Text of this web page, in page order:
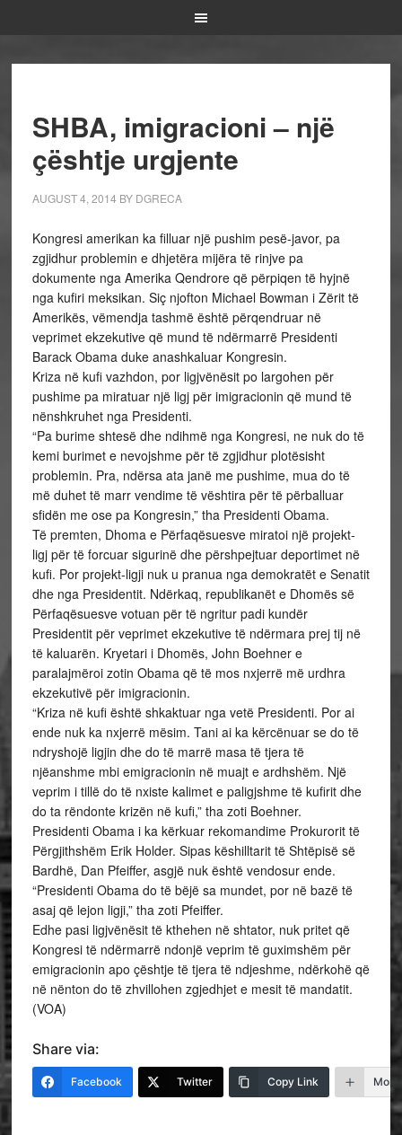
SHBA, imigracioni – një
çështje urgjente
AUGUST 4, 2014 BY DGRECA
Kongresi amerikan ka filluar një pushim pesë-javor, pa
zgjidhur problemin e dhjetëra mijëra të rinjve pa
dokumente nga Amerika Qendrore që përpiqen të hyjnë
nga kufiri meksikan. Siç njofton Michael Bowman i Zërit të
Amerikës, vëmendja tashmë është përqendruar në
veprimet ekzekutive që mund të ndërmarrë Presidenti
Barack Obama duke anashkaluar Kongresin.
Kriza në kufi vazhdon, por ligjvënësit po largohen për
pushime pa miratuar një ligj për imigracionin që mund të
nënshkruhet nga Presidenti.
“Pa burime shtesë dhe ndihmë nga Kongresi, ne nuk do të
kemi burimet e nevojshme për të zgjidhur plotësisht
problemin. Pra, ndërsa ata janë me pushime, mua do të
më duhet të marr vendime të vështira për të përballuar
sfidën me ose pa Kongresin,” tha Presidenti Obama.
Të premten, Dhoma e Përfaqësuesve miratoi një projekt-
ligj për të forcuar sigurinë dhe përshpejtuar deportimet në
kufi. Por projekt-ligji nuk u pranua nga demokratët e Senatit
dhe nga Presidentit. Ndërkaq, republikanët e Dhomës së
Përfaqësuesve votuan për të ngritur padi kundër
Presidentit për veprimet ekzekutive të ndërmara prej tij në
të kaluarën. Kryetari i Dhomës, John Boehner e
paralajmëroi zotin Obama që të mos nxjerrë më urdhra
ekzekutivë për imigracionin.
“Kriza në kufi është shkaktuar nga vetë Presidenti. Por ai
ende nuk ka nxjerrë mësim. Tani ai ka kërcënuar se do të
ndryshojë ligjin dhe do të marrë masa të tjera të
njëanshme mbi emigracionin në muajt e ardhshëm. Një
veprim i tillë do të nxiste kalimet e paligjshme të kufirit dhe
do ta rëndonte krizën në kufi,” tha zoti Boehner.
Presidenti Obama i ka kërkuar rekomandime Prokurorit të
Përgjithshëm Erik Holder. Sipas këshilltarit të Shtëpisë së
Bardhë, Dan Pfeiffer, asgjë nuk është vendosur ende.
“Presidenti Obama do të bëjë sa mundet, por në bazë të
asaj që lejon ligji,” tha zoti Pfeiffer.
Edhe pasi ligjvënësit të kthehen në shtator, nuk pritet që
Kongresi të ndërmarrë ndonjë veprim të guximshëm për
emigracionin apo çështje të tjera të ndjeshme, ndërkohë që
në nënton do të zhvillohen zgjedhjet e mesit të mandatit.
(VOA)
Share via:
Facebook Twitter Copy Link More